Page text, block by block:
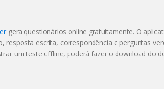
gera questionários online gratuitamente. O
resposta escrita, correspondência e perguntas
um teste offline, poderá fazer o download do